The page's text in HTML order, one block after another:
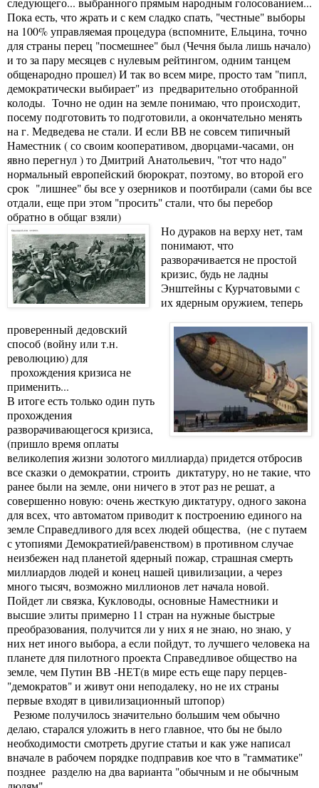
Пока есть, что жрать и с кем сладко спать, "честные" выборы
на 100% управляемая процедура (вспомните, Ельцина, точно
для страны перец "посмешнее" был (Чечня была лишь начало)
и то за пару месяцев с нулевым рейтингом, одним танцем
общенародно прошел) И так во всем мире, просто там "пипл,
демократически выбирает" из предварительно отобранной
колоды. Точно не один на земле понимаю, что происходит,
посему подготовить то подготовили, а окончательно менять
на г. Медведева не стали. И если ВВ не совсем типичный
Наместник ( со своим кооперативом, дворцами-часами, он
явно перегнул ) то Дмитрий Анатольевич, "тот что надо"
нормальный европейский бюрократ, поэтому, во второй его
срок "лишнее" бы все у озерников и поотбирали (сами бы все
отдали, еще при этом "просить" стали, что бы перебор
обратно в общаг взяли)
Но дураков на верху нет, там
понимают, что
разворачивается не простой
кризис, будь не ладны
Энштейны с Курчатовыми с
их ядерным оружием, теперь
проверенный дедовский
способ (войну или т.н.
революцию) для
прохождения кризиса не
применить...
В итоге есть только один путь
прохождения
разворачивающегося кризиса,
(пришло время оплаты
великолепия жизни золотого миллиарда) придется отбросив
все сказки о демократии, строить диктатуру, но не такие, что
ранее были на земле, они ничего в этот раз не решат, а
совершенно новую: очень жесткую диктатуру, одного закона
для всех, что автоматом приводит к построению единого на
земле Справедливого для всех людей общества, (не с путаем
с утопиями Демократией/равенством) в противном случае
неизбежен над планетой ядерный пожар, страшная смерть
миллиардов людей и конец нашей цивилизации, а через
много тысяч, возможно миллионов лет начала новой.
Пойдет ли связка, Кукловоды, основные Наместники и
высшие элиты примерно 11 стран на нужные быстрые
преобразования, получится ли у них я не знаю, но знаю, у
них нет иного выбора, а если пойдут, то лучшего человека на
планете для пилотного проекта Справедливое общество на
земле, чем Путин ВВ -НЕТ(в мире есть еще пару перцев-
"демократов" и живут они неподалеку, но не их страны
первые входят в цивилизационный штопор)
Резюме получилось значительно большим чем обычно
делаю, старался уложить в него главное, что бы не было
необходимости смотреть другие статьи и как уже написал
вначале в рабочем порядке подправив кое что в "гамматике"
позднее разделю на два варианта "обычным и не обычным